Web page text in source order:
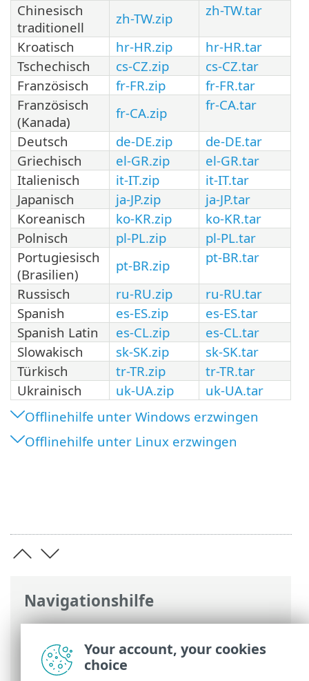
Navigationshilfe
ESET Online-Hilfe>ESET PROTECT On-
Prem>Einführung in ESET PROTECT On-
Prem>Über die Hilfe > Offlinehilfe
Chinesisch
traditionell
zh-TW.zip zh-TW.tar
Kroatisch hr-HR.zip
hr-HR.tar
Tschechisch
cs-CZ.zip
cs-CZ.tar
Französisch
fr-FR.zip
fr-FR.tar
Französisch
(Kanada)
fr-CA.zip fr-CA.tar
Deutsch de-DE.zip
de-DE.tar
Griechisch
el-GR.zip
el-GR.tar
Italienisch
it-IT.zip
it-IT.tar
Japanisch
ja-JP.zip
ja-JP.tar
Koreanisch
ko-KR.zip
ko-KR.tar
Polnisch
pl-PL.zip
pl-PL.tar
Portugiesisch
(Brasilien)
pt-BR.zip pt-BR.tar
Russisch ru-RU.zip
ru-RU.tar
Spanish
es-ES.zip
es-ES.tar
Spanish Latin
es-CL.zip
es-CL.tar
Slowakisch
sk-SK.zip
sk-SK.tar
Türkisch
tr-TR.zip
tr-TR.tar
Ukrainisch
uk-UA.zip
uk-UA.tar
Offlinehilfe unter Windows erzwingen
Offlinehilfe unter Linux erzwingen
Your account, your cookies
choice